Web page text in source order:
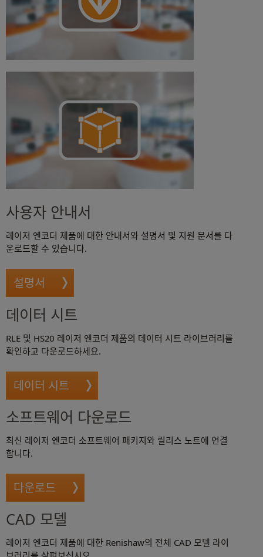
사용자 안내서
레이저 엔코더 제품에 대한 안내서와 설명서 및 지원 문서를 다
운로드할 수 있습니다.
설명서
데이터 시트
RLE 및 HS20 레이저 엔코더 제품의 데이터 시트 라이브러리를
확인하고 다운로드하세요.
데이터 시트
소프트웨어 다운로드
최신 레이저 엔코더 소프트웨어 패키지와 릴리스 노트에 연결
합니다.
다운로드
CAD 모델
레이저 엔코더 제품에 대한 Renishaw의 전체 CAD 모델 라이